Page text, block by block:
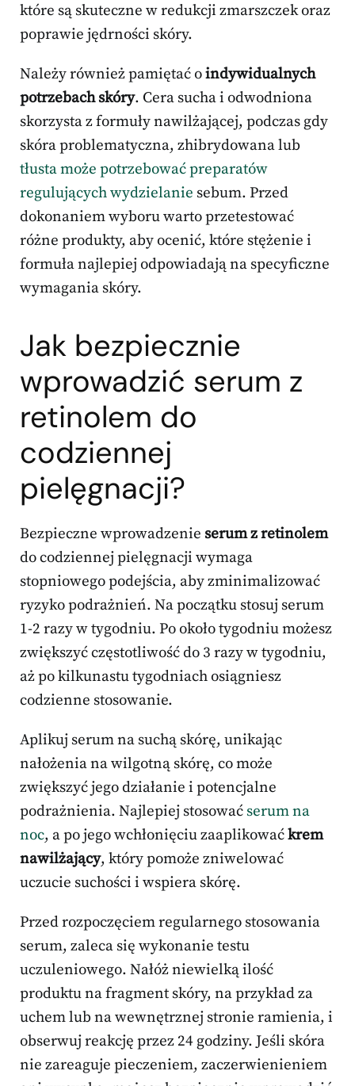
które są skuteczne w redukcji zmarszczek oraz
poprawie jędrności skóry.
Należy również pamiętać oindywidualnych
potrzebach skóry. Cera sucha i odwodniona
skorzysta z formuły nawilżającej, podczas gdy
skóra problematyczna, zhibrydowana lub
tłusta może potrzebować preparatów
regulujących wydzielanie sebum. Przed
dokonaniem wyboru warto przetestować
różne produkty, aby ocenić, które stężenie i
formuła najlepiej odpowiadają na specyficzne
wymagania skóry.
Jak bezpiecznie
wprowadzić serum z
retinolem do
codziennej
pielęgnacji?
Bezpieczne wprowadzenie serum z retinolem
do codziennej pielęgnacji wymaga
stopniowego podejścia, aby zminimalizować
ryzyko podrażnień. Na początku stosuj serum
1-2 razy w tygodniu. Po około tygodniu możesz
zwiększyć częstotliwość do 3 razy w tygodniu,
aż po kilkunastu tygodniach osiągniesz
codzienne stosowanie.
Aplikuj serum na suchą skórę, unikając
nałożenia na wilgotną skórę, co może
zwiększyć jego działanie i potencjalne
podrażnienia. Najlepiej stosować serum na
noc, a po jego wchłonięciu zaaplikowaćkrem
nawilżający, który pomoże zniwelować
uczucie suchości i wspiera skórę.
Przed rozpoczęciem regularnego stosowania
serum, zaleca się wykonanie testu
uczuleniowego. Nałóż niewielką ilość
produktu na fragment skóry, na przykład za
uchem lub na wewnętrznej stronie ramienia, i
obserwuj reakcję przez 24 godziny. Jeśli skóra
nie zareaguje pieczeniem, zaczerwienieniem